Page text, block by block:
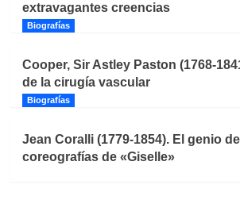
extravagantes creencias
Biografías
Cooper, Sir Astley Paston (1768-
de la cirugía vascular
Biografías
Jean Coralli (1779-1854). El genio
coreografías de «Giselle»